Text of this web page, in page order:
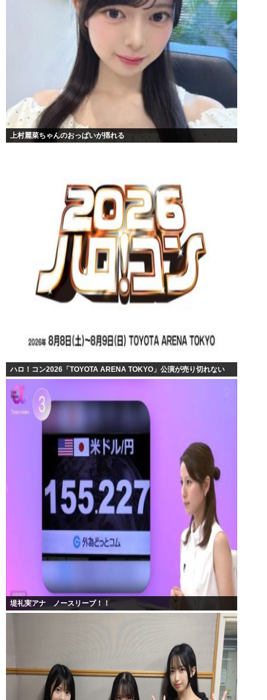
上村麗菜ちゃんのおっぱいが揺れる
ハロ！コン2026「TOYOTA ARENA TOKYO」公演が売り切れない
堤礼実アナ ノースリーブ！！